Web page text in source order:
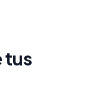
tus